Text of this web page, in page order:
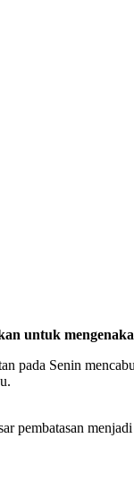
untuk
pada Senin
pembatasan